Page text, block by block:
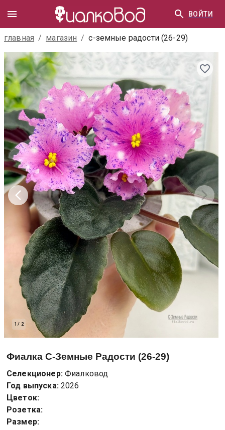
ВОЙТИ
главная / магазин / с-земные радости (26-29)
1 / 2
Фиалка С-Земные Радости (26-29)
Селекционер: Фиалковод
Год выпуска: 2026
Цветок:
Розетка:
Размер: